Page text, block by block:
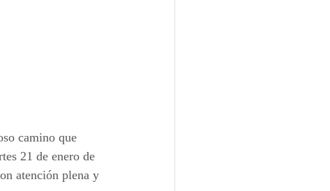
camino que
21 de enero de
atención plena y